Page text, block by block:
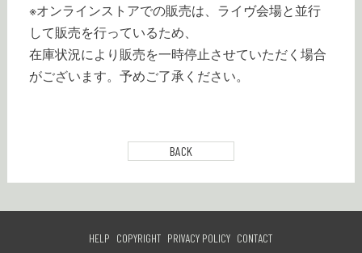
※オンラインストアでの販売は、ライヴ会場と並行
して販売を行っているため、
在庫状況により販売を一時停止させていただく場合
がございます。予めご了承ください。
BACK
HELP COPYRIGHT PRIVACY POLICY CONTACT